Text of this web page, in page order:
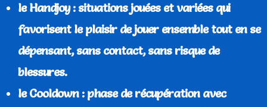
le Handjoy : situations jouées et variées qui
favorisent le plaisir de jouer ensemble tout en se
dépensant, sans contact, sans risque de
blessures.
le Cooldown : phase de récupération avec